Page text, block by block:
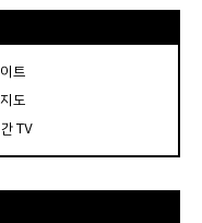
트
도
TV